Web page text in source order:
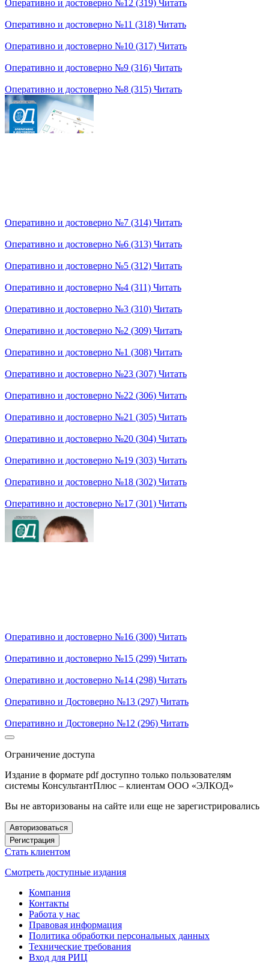
Оперативно и достоверно №12 (319) Читать
Оперативно и достоверно №11 (318) Читать
Оперативно и достоверно №10 (317) Читать
Оперативно и достоверно №9 (316) Читать
Оперативно и достоверно №8 (315) Читать
Оперативно и достоверно №7 (314) Читать
Оперативно и достоверно №6 (313) Читать
Оперативно и достоверно №5 (312) Читать
Оперативно и достоверно №4 (311) Читать
Оперативно и достоверно №3 (310) Читать
Оперативно и достоверно №2 (309) Читать
Оперативно и достоверно №1 (308) Читать
Оперативно и достоверно №23 (307) Читать
Оперативно и достоверно №22 (306) Читать
Оперативно и достоверно №21 (305) Читать
Оперативно и достоверно №20 (304) Читать
Оперативно и достоверно №19 (303) Читать
Оперативно и достоверно №18 (302) Читать
Оперативно и достоверно №17 (301) Читать
Оперативно и достоверно №16 (300) Читать
Оперативно и достоверно №15 (299) Читать
Оперативно и достоверно №14 (298) Читать
Оперативно и Достоверно №13 (297) Читать
Оперативно и Достоверно №12 (296) Читать
Ограничение доступа
Издание в формате pdf доступно только пользователям
системы КонсультантПлюс – клиентам ООО «ЭЛКОД»
Вы не авторизованы на сайте или еще не зарегистрировались
Авторизоваться
Регистрация
Стать клиентом
Смотреть доступные издания
Компания
Контакты
Работа у нас
Правовая информация
Политика обработки персональных данных
Технические требования
Вход для РИЦ